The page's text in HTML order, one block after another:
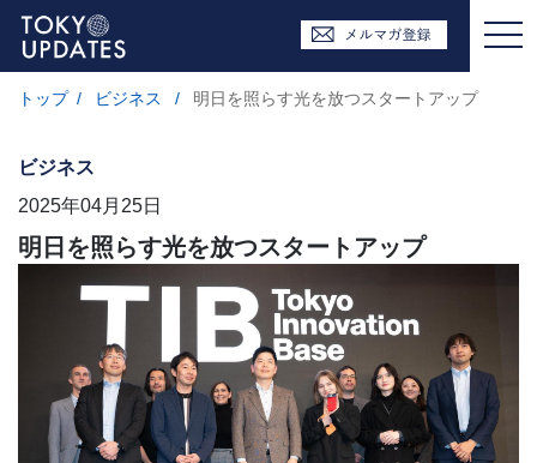
トップ / ビジネス / 明日を照らす光を放つスタートアップ
ビジネス
2025年04月25日
明日を照らす光を放つスタートアップ